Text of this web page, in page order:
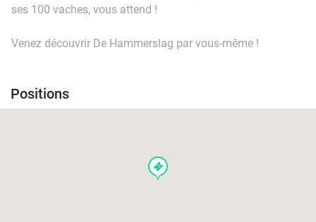
ses 100 vaches, vous attend !
Venez découvrir De Hammerslag par vous-même !
Positions
events